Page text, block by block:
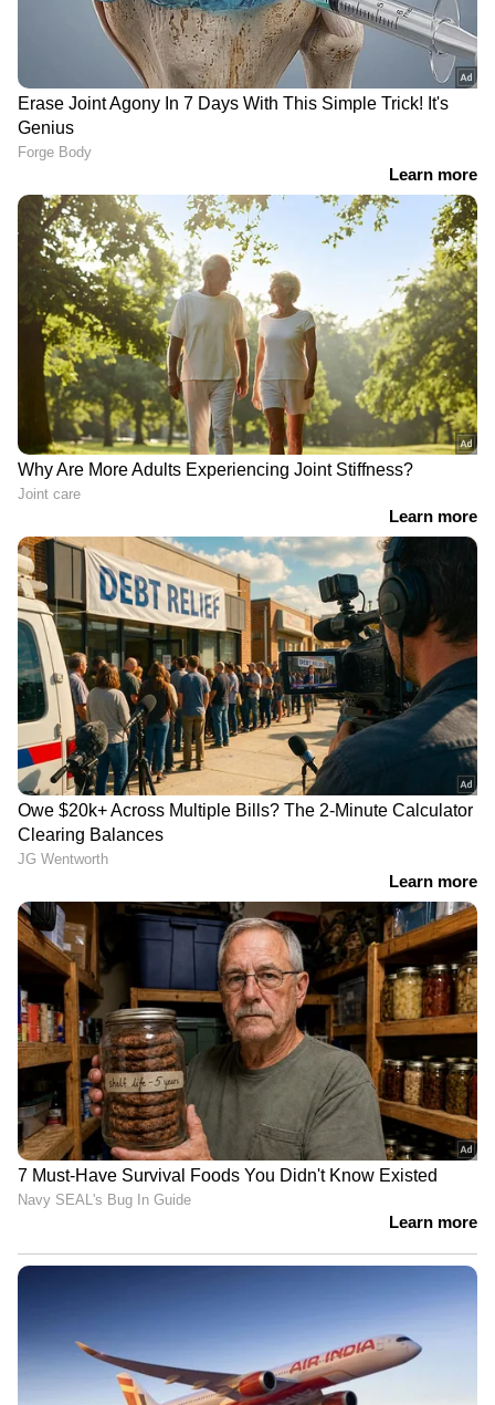
വായിക്കാം: മരിച്ചുപോയ അമ്മ
സൂക്ഷിച്ചുവെച്ച 1935 -ലെ ചോക്ലേറ്റ്
കണ്ടെത്തി മകൾ, അതിന് പിന്നിലെ
ഏഷ്യാനെറ്റ് ന്യൂസ് ലൈവ് കാണാം: